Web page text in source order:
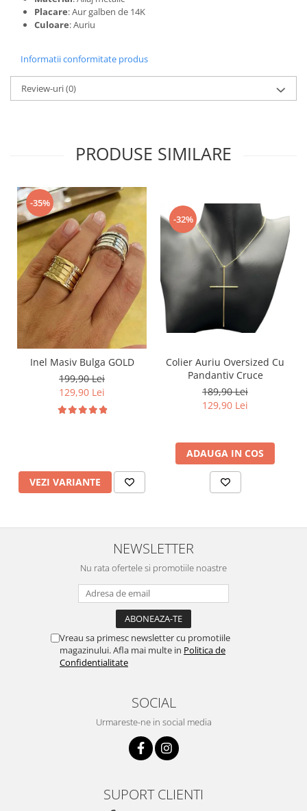
Placare: Aur galben de 14K
Culoare: Auriu
Informatii conformitate produs
Review-uri(0)
PRODUSE SIMILARE
-35%
Inel Masiv Bulga GOLD
199,90 Lei
129,90 Lei
VEZI VARIANTE
-32%
Colier Auriu Oversized Cu
Pandantiv Cruce
189,90 Lei
129,90 Lei
ADAUGA IN COS
NEWSLETTER
Nu rata ofertele si promotiile noastre
Vreau sa primesc newsletter cu promotiile
magazinului. Afla mai multe in Politica de
Confidentialitate
SOCIAL
Urmareste-ne in social media
SUPORT CLIENTI